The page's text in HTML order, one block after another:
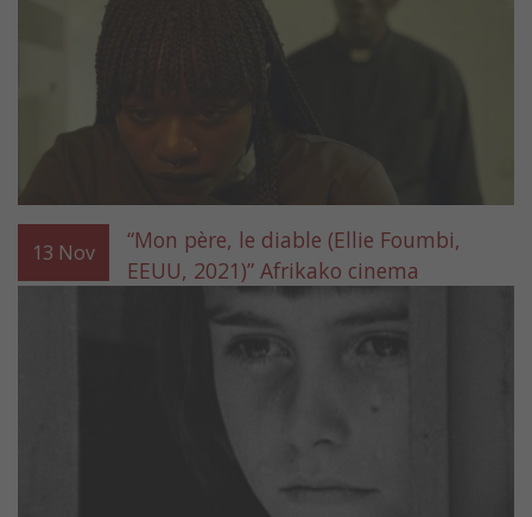
13 Nov
“Mon père, le diable (Ellie Foumbi,
EEUU, 2021)” Afrikako cinema